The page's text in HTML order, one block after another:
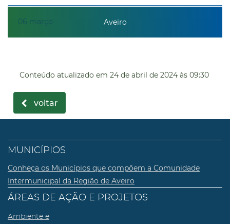
06 março Aveiro
Conteúdo atualizado em 24 de abril de 2024 às 09:30
voltar
MUNICÍPIOS
Conheça os Municípios que compõem a Comunidade
Intermunicipal da Região de Aveiro
ÁREAS DE AÇÃO E PROJETOS
Ambiente e